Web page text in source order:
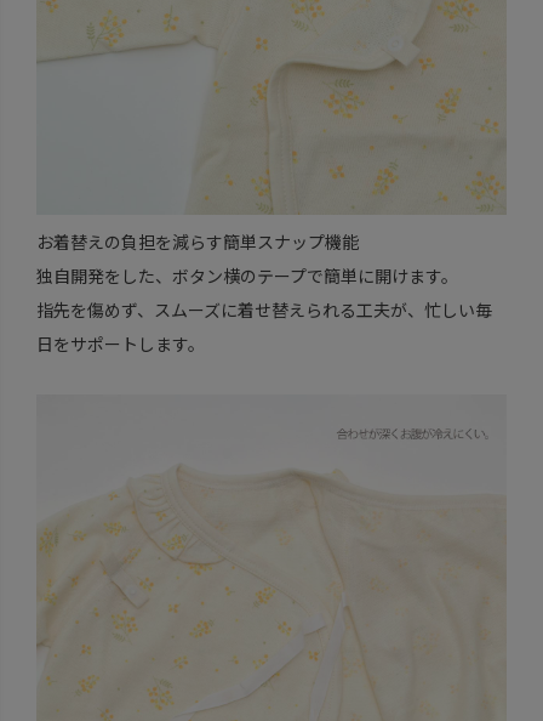
お着替えの負担を減らす簡単スナップ機能
独自開発をした、ボタン横のテープで簡単に開けます。
指先を傷めず、スムーズに着せ替えられる工夫が、忙しい毎
日をサポートします。